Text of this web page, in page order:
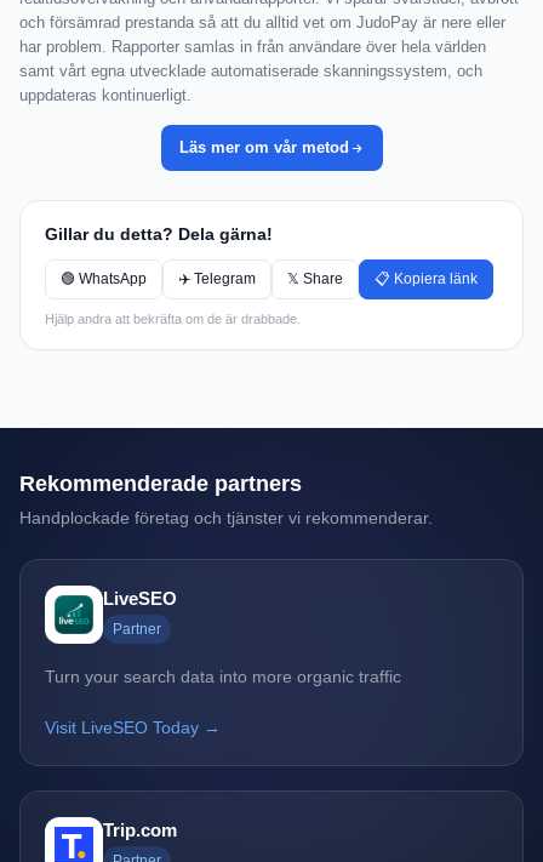
och försämrad prestanda så att du alltid vet om JudoPay är nere eller
har problem. Rapporter samlas in från användare över hela världen
samt vårt egna utvecklade automatiserade skanningssystem, och
uppdateras kontinuerligt.
Läs mer om vår metod
Gillar du detta? Dela gärna!
🟢 WhatsApp ✈️ Telegram 𝕏 Share 📋 Kopiera länk
Hjälp andra att bekräfta om de är drabbade.
Rekommenderade partners
Handplockade företag och tjänster vi rekommenderar.
LiveSEO
Partner
Turn your search data into more organic traffic
Visit LiveSEO Today →
Trip.com